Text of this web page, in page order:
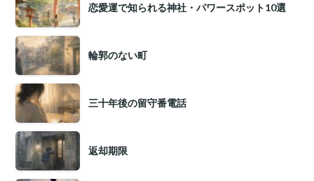
恋愛運で知られる神社・パワースポット10選
輪郭のない町
三十年後の留守番電話
返却期限